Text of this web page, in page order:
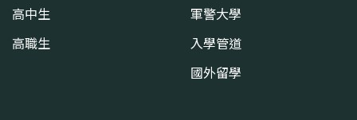
高中生
高職生
軍警大學
入學管道
國外留學